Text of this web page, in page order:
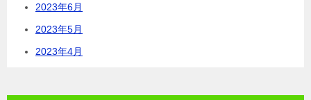
2023年6月
2023年5月
2023年4月